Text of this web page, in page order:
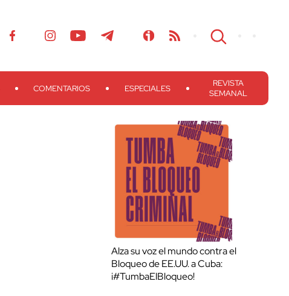
COMENTARIOS ESPECIALES
REVISTA
SEMANAL
Alza su voz el mundo contra el
Bloqueo de EE.UU. a Cuba:
¡#TumbaElBloqueo!